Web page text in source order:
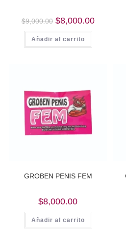
$9,000.00 Original
price
was:
$9,000.00.
$8,000.00Current
Añadir al carrito
GROBEN PENIS FEM
$8,000.00
Añadir al carrito